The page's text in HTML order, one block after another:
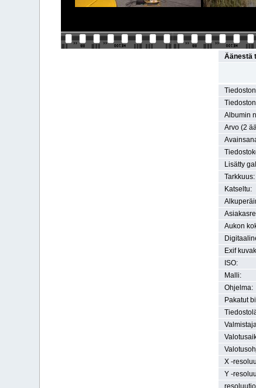
Äänestä
Albumin
Arvo (2
Lisätty
Tarkkuus:
Katseltu:
Aukon
Exif
ISO:
Malli:
Ohjelma:
Pakatut
X -
Y -